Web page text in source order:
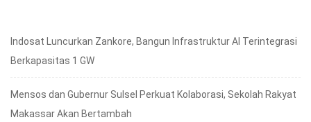
Indosat Luncurkan Zankore, Bangun Infrastruktur AI Terintegrasi
Berkapasitas 1 GW
Mensos dan Gubernur Sulsel Perkuat Kolaborasi, Sekolah Rakyat
Makassar Akan Bertambah